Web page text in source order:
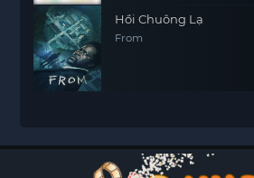
Hồi Chuông Lạ
From